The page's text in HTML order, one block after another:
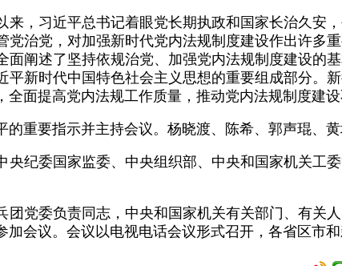
来，习近平总书记着眼党长期执政和国家长治久安
党治党，对加强新时代党内法规制度建设作出许多
面阐述了坚持依规治党、加强党内法规制度建设的
平新时代中国特色社会主义思想的重要组成部分。
面提高党内法规工作质量，推动党内法规制度建设
重要指示并主持会议。杨晓渡、陈希、郭声琨、黄
央纪委国家监委、中央组织部、中央和国家机关工
团党委负责同志，中央和国家机关有关部门、有关
会议。会议以电视电话会议形式召开，各省区市和